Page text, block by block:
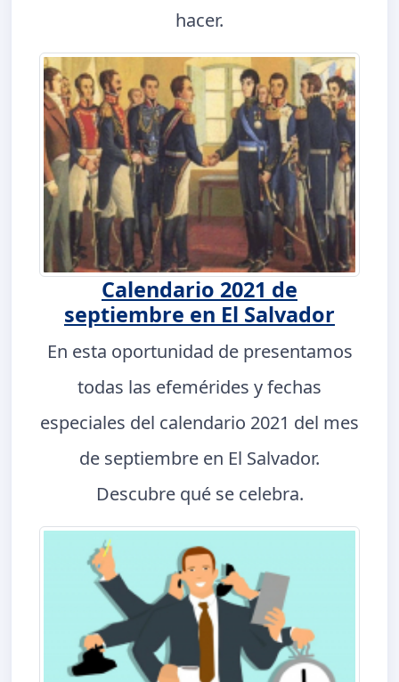
hacer.
Calendario 2021 de
septiembre en El Salvador
En esta oportunidad de presentamos
todas las efemérides y fechas
especiales del calendario 2021 del mes
de septiembre en El Salvador.
Descubre qué se celebra.